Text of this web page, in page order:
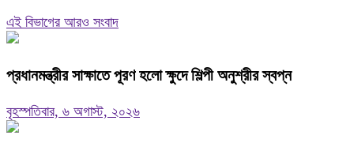
এই বিভাগের আরও সংবাদ
প্রধানমন্ত্রীর সাক্ষাতে পূরণ হলো ক্ষুদে শিল্পী অনুশ্রীর স্বপ্ন
বৃহস্পতিবার, ৬ অগাস্ট, ২০২৬